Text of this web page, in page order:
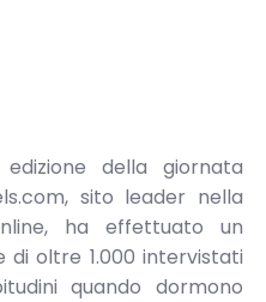
della giornata
sito leader nella
ha effettuato un
di oltre 1.000 intervistati
quando dormono